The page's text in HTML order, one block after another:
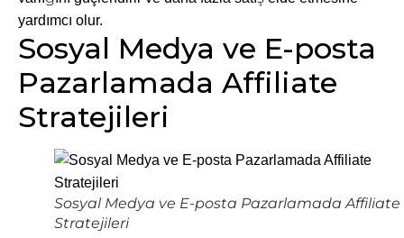
yardımcı olur.
Sosyal Medya ve E-posta
Pazarlamada Affiliate
Stratejileri
Sosyal Medya ve E-posta Pazarlamada Affiliate
Stratejileri